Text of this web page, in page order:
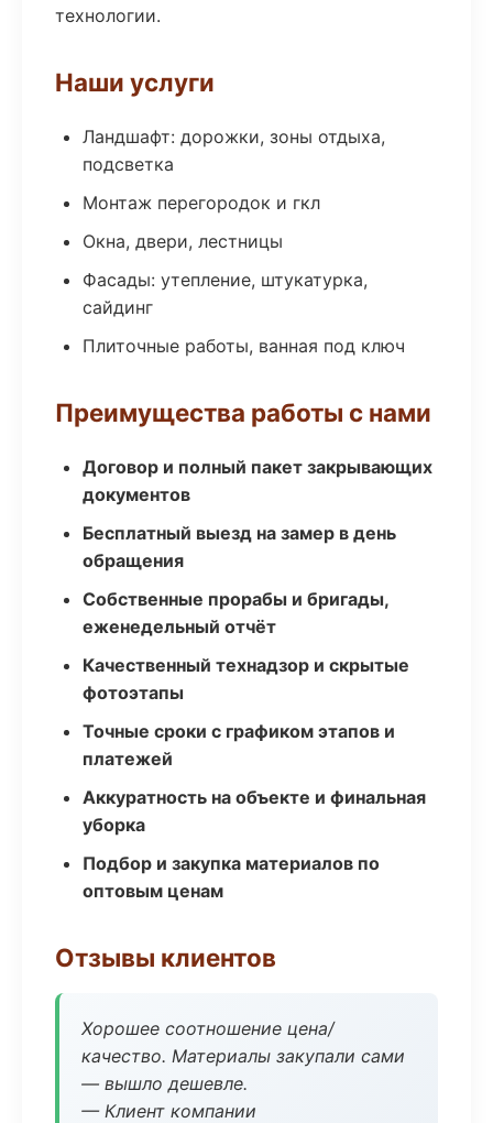
технологии.
Наши услуги
Ландшафт: дорожки, зоны отдыха,
подсветка
Монтаж перегородок и гкл
Окна, двери, лестницы
Фасады: утепление, штукатурка,
сайдинг
Плиточные работы, ванная под ключ
Преимущества работы с нами
Договор и полный пакет закрывающих
документов
Бесплатный выезд на замер в день
обращения
Собственные прорабы и бригады,
еженедельный отчёт
Качественный технадзор и скрытые
фотоэтапы
Точные сроки с графиком этапов и
платежей
Аккуратность на объекте и финальная
уборка
Подбор и закупка материалов по
оптовым ценам
Отзывы клиентов
Хорошее соотношение цена/
качество. Материалы закупали сами
— вышло дешевле.
— Клиент компании